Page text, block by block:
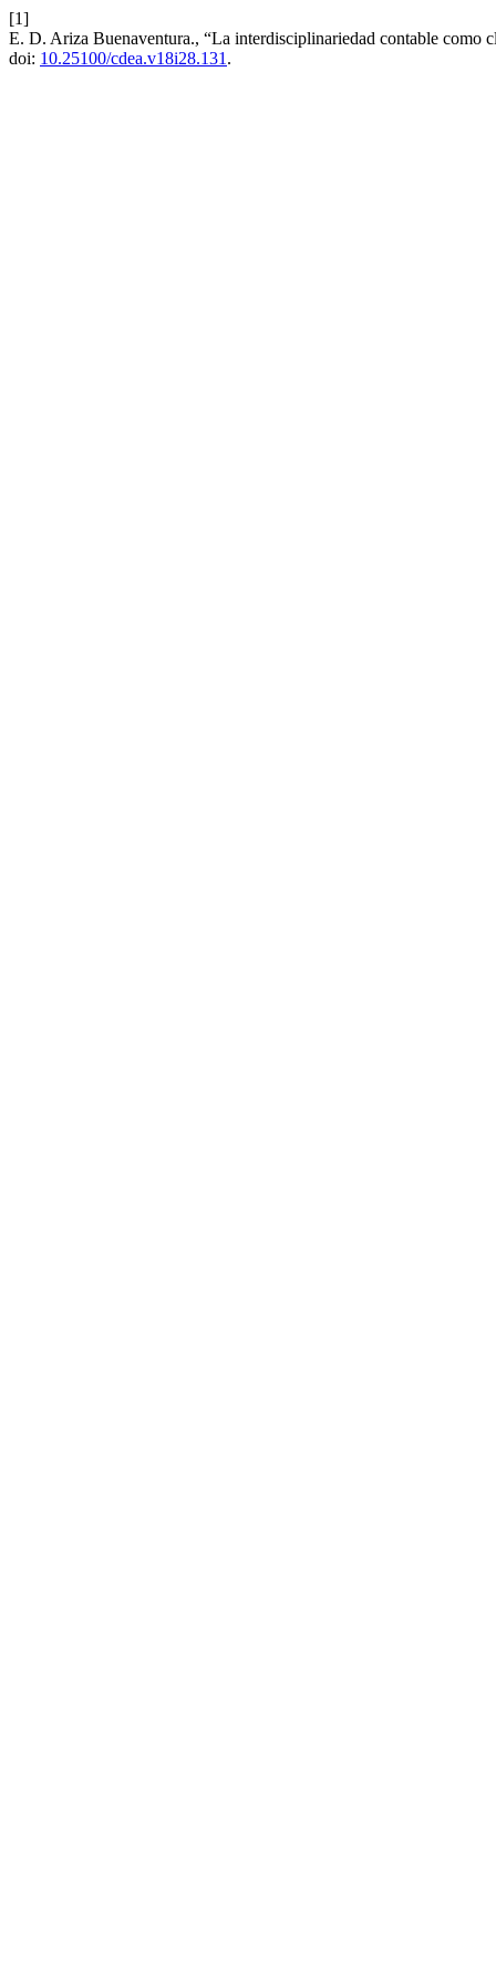
[1]
E. D. Ariza Buenaventura., “La interdisciplinariedad contable como
doi: 10.25100/cdea.v18i28.131 .